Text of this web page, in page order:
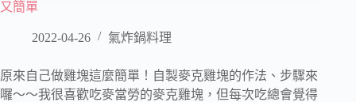
又簡單
2022-04-26 氣炸鍋料理
原來自己做雞塊這麼簡單！自製麥克雞塊的作法、步驟來
囉～～我很喜歡吃麥當勞的麥克雞塊，但每次吃總會覺得